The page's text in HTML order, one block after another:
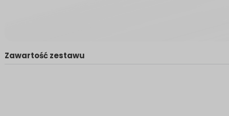
Zawartość zestawu